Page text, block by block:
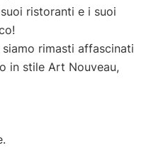
ristoranti e i suoi
siamo rimasti affascinati
in stile Art Nouveau,